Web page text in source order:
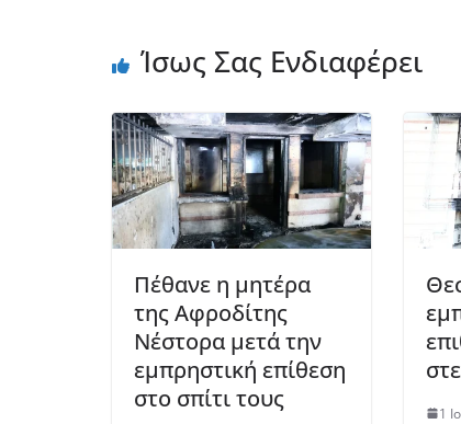
Ίσως Σας Ενδιαφέρει
Πέθανε η μητέρα
της Αφροδίτης
Νέστορα μετά την
εμπρηστική επίθεση
στο σπίτι τους
1